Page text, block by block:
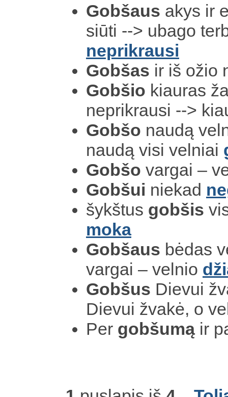
Gobšaus akys ir
siūti --> ubago
neprikrausi
Gobšas ir iš ožio
Gobšio kiauras
neprikrausi -->
Gobšo naudą
naudą visi velniai
Gobšo vargai –
Gobšui niekad
šykštus gobšis
moka
Gobšaus bėdas
vargai – velnio
Gobšus Dievui
Dievui žvakė, o
Per gobšumąir